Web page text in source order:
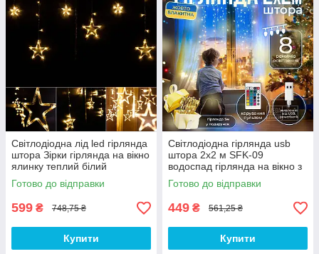
Світлодіодна лід led гірлянда
штора Зірки гірлянда на вікно
ялинку теплий білий
Готово до відправки
599 ₴ 748,75 ₴
Купити
Світлодіодна гірлянда usb
штора 2х2 м SFK-09
водоспад гірлянда на вікно з
пультом патріотична прапор
України
Готово до відправки
449 ₴ 561,25 ₴
Купити